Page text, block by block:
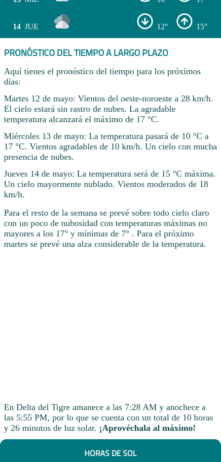
14 JUE 12° 15°
PRONÓSTICO DEL TIEMPO A LARGO PLAZO
Aquí tienes el pronóstico del tiempo para los próximos
días:
Martes 12 de mayo: Vientos del oeste-noroeste a 28 km/h.
El cielo estará sin rastro de nubes. La agradable
temperatura alcanzará el máximo de 17 °C.
Miércoles 13 de mayo: La temperatura pasará de 10 °C a
17 °C. Vientos agradables de 10 km/h. Un cielo con mucha
presencia de nubes.
Jueves 14 de mayo: La temperatura será de 15 °C máxima.
Un cielo mayormente nublado. Vientos moderados de 18
km/h.
Para el resto de la semana se prevé sobre todo cielo claro
con un poco de nubosidad con temperaturas máximas no
mayores a los 17° y mínimas de 7° . Para el próximo
martes se prevé una alza considerable de la temperatura.
En Delta del Tigre amanece a las 7:28 AM y anochece a
las 5:55 PM, por lo que se cuenta con un total de 10 horas
y 26 minutos de luz solar. ¡Aprovéchala al máximo!
HORAS DE SOL